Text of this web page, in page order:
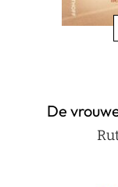
De